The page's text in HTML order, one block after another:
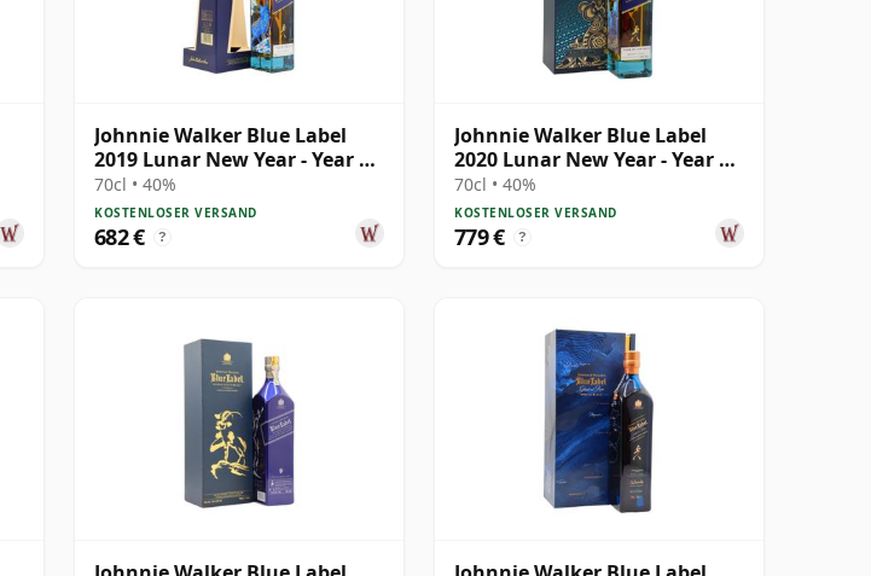
Johnnie Walker Blue Label
2019 Lunar New Year - Year Of
The Pig B
70cl • 40%
KOSTENLOSER VERSAND
682 € ?
Johnnie Walker Blue Label
2020 Lunar New Year - Year Of
The Rat B
70cl • 40%
KOSTENLOSER VERSAND
779 € ?